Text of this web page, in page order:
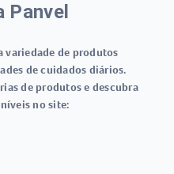
Panvel
variedade de produtos
de cuidados diários.
de produtos e descubra
no site: